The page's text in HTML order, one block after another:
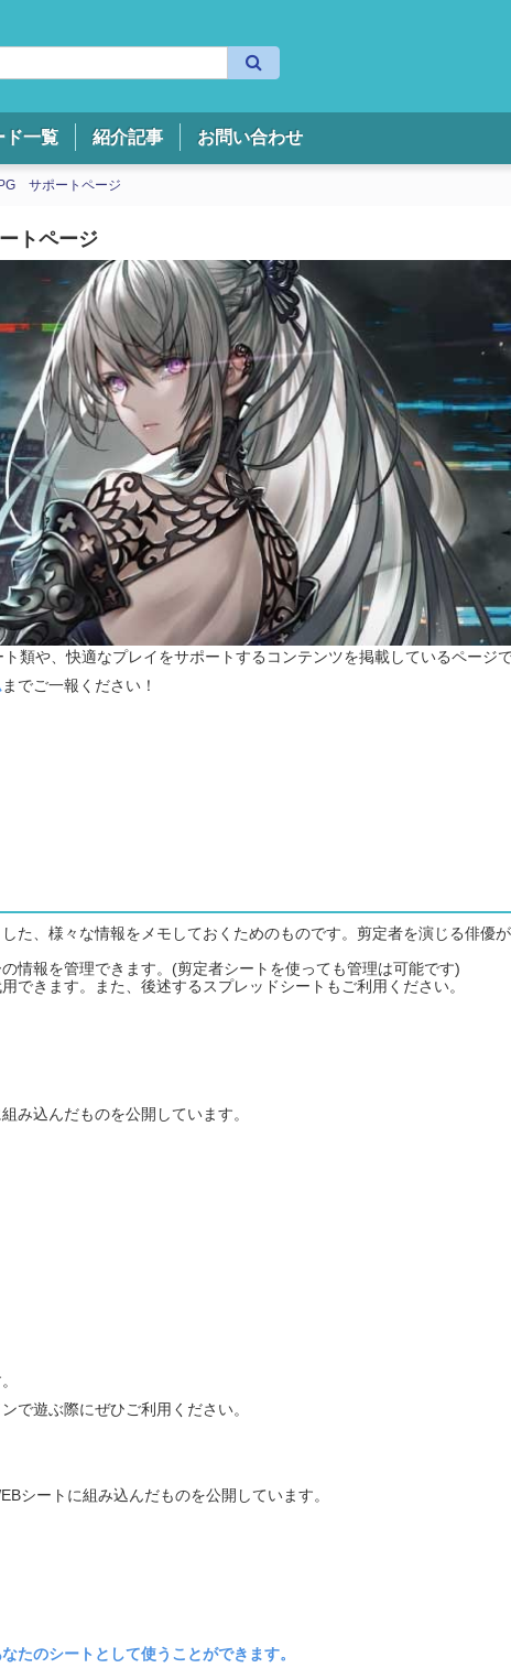
索
ド一覧 紹介記事 お問い合わせ
サポートページ
トページ
類や、快適なプレイをサポートするコンテンツを掲載しているページで
までご一報ください！
た、様々な情報をメモしておくためのものです。剪定者を演じる俳優
情報を管理できます。(剪定者シートを使っても管理は可能です)
できます。また、後述するスプレッドシートもご利用ください。
み込んだものを公開しています。
で遊ぶ際にぜひご利用ください。
シートに組み込んだものを公開しています。
たのシートとして使うことができます。